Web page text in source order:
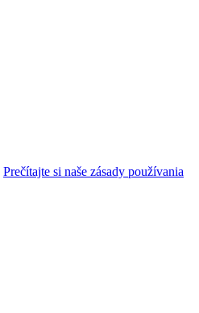
Prečítajte si naše zásady používania